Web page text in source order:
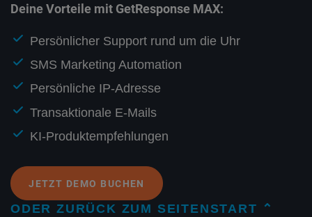
Deine Vorteile mit GetResponse MAX:
Persönlicher Support rund um die Uhr
SMS Marketing Automation
Persönliche IP-Adresse
Transaktionale E-Mails
KI-Produktempfehlungen
JETZT DEMO BUCHEN
ODER ZURÜCK ZUM SEITENSTART ⌃